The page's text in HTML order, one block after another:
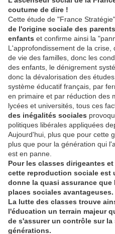
coutume de dire !
Cette étude de "France
de l'origine sociale des
enfants et confirme ainsi la
L'approfondissement de la crise,
de vie des familles, donc les
des enfants, le dénigrement
donc la dévalorisation des
système éducatif français, par
en primaire et par réduction des
lycées et universités, tous ces
des inégalités sociales
politiques libérales appliquées
Aujourd'hui, plus que pour cette
plus que pour la génération qui
est en panne.
Pour les classes dirigeantes
cette reproduction sociale est
donne la quasi assurance
places sociales avantageuses.
La lutte des classes trouve
l'éducation un terrain majeur
de s'assurer un contrôle sur
générations.